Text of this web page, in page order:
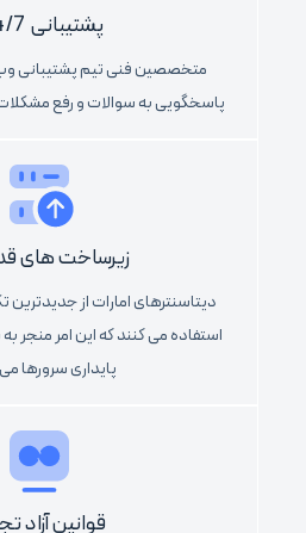
پشتیبانی 24/7
متخصصین فنی تیم پشتیبانی
پاسخگویی به سوالات و رفع
زیرساخت های
دیتاسنترهای امارات از جدیدترین
استفاده می کنند که این امر منجر
پایداری سرورها
قوانین آزاد